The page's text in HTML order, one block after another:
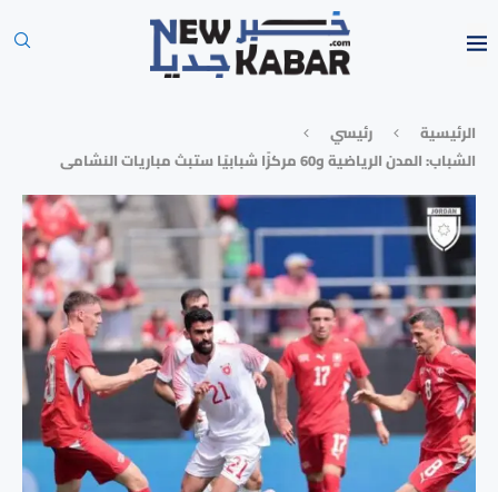
الرئيسية
رئيسي
الشباب: المدن الرياضية و60 مركزًا شبابيًا ستبث مباريات النشامى